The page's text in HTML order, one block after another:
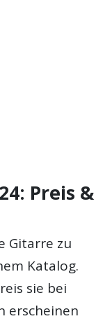
Preis &
Gitarre zu
Katalog.
sie bei
erscheinen